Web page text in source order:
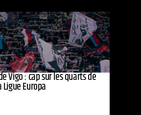
Vigo : cap sur les quarts de
Europa